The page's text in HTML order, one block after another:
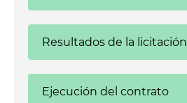
Resultados de la licitación
Ejecución del contrato